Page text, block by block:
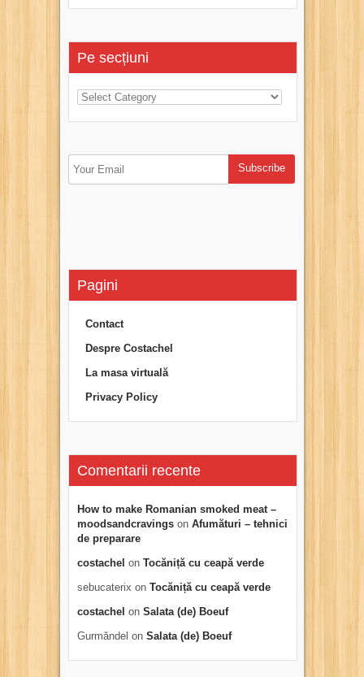
Pe secțiuni
Pagini
Contact
Despre Costachel
La masa virtuală
Privacy Policy
Comentarii recente
How to make Romanian smoked meat –
moodsandcravings on Afumături – tehnici
de preparare
costachel on Tocăniță cu ceapă verde
sebucaterix on Tocăniță cu ceapă verde
costachel on Salata (de) Boeuf
Gurmăndel on Salata (de) Boeuf